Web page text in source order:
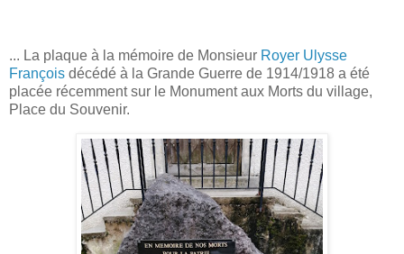
... La plaque à la mémoire de Monsieur Royer Ulysse
François décédé à la Grande Guerre de 1914/1918 a été
placée récemment sur le Monument aux Morts du village,
Place du Souvenir.